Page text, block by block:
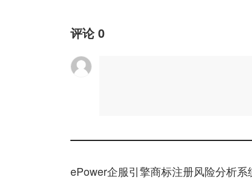
评论0
ePower企服引擎商标注册风险分析系